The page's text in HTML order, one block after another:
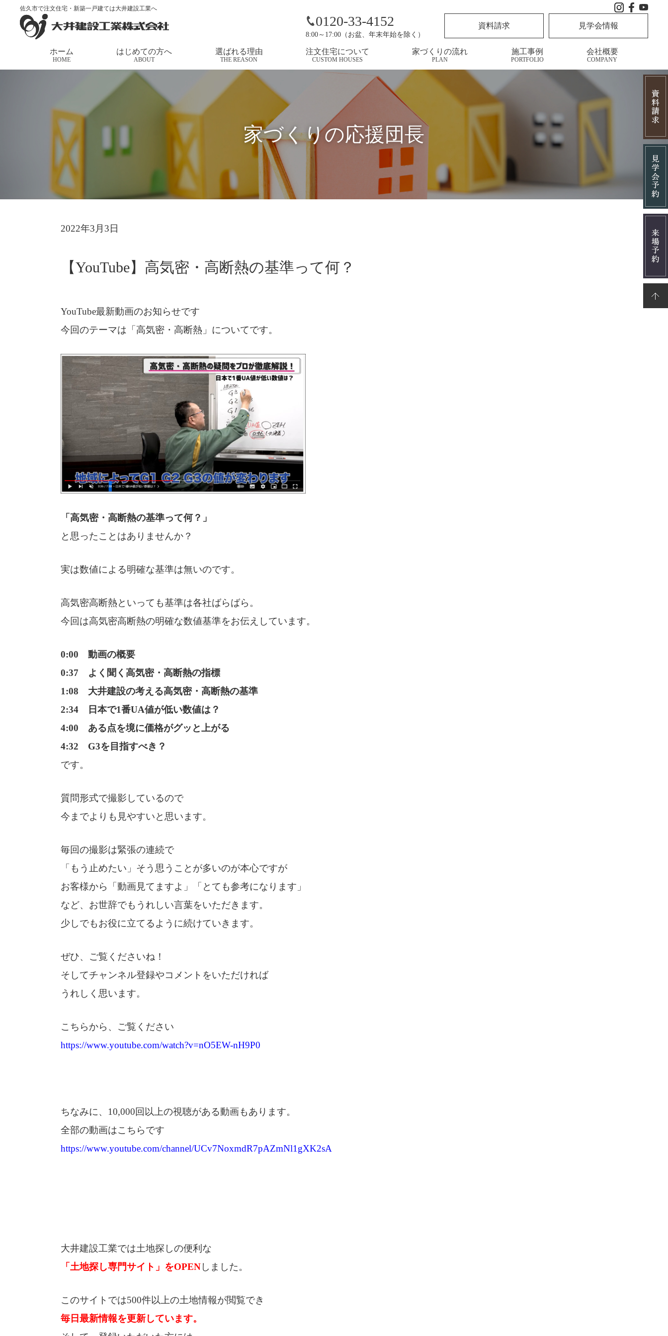
佐久市で注文住宅・新築一戸建ては大井建設工業へ
0120-33-4152
8:00～17:00（お盆、年末年始を除く）
資料請求 見学会情報
ホーム
HOME
はじめての方へ
ABOUT
選ばれる理由
THE REASON
注文住宅について
CUSTOM HOUSES
家づくりの流れ
PLAN
施工事例
PORTFOLIO
会社概要
COMPANY
家づくりの応援団長
トップページ > 家づくりの応援団長
2022年3月3日
【YouTube】高気密・高断熱の基準って何？
YouTube最新動画のお知らせです
今回のテーマは「高気密・高断熱」についてです。
「高気密・高断熱の基準って何？」
と思ったことはありませんか？
実は数値による明確な基準は無いのです。
高気密高断熱といっても基準は各社ばらばら。
今回は高気密高断熱の明確な数値基準をお伝えしています。
0:00 動画の概要
0:37 よく聞く高気密・高断熱の指標
1:08 大井建設の考える高気密・高断熱の基準
2:34 日本で1番UA値が低い数値は？
4:00 ある点を境に価格がグッと上がる
4:32 G3を目指すべき？
です。
質問形式で撮影しているので
今までよりも見やすいと思います。
毎回の撮影は緊張の連続で
「もう止めたい」そう思うことが多いのが本心ですが
お客様から「動画見てますよ」「とても参考になります」
など、お世辞でもうれしい言葉をいただきます。
少しでもお役に立てるように続けていきます。
ぜひ、ご覧くださいね！
そしてチャンネル登録やコメントをいただければ
うれしく思います。
こちらから、ご覧ください
https://www.youtube.com/watch?v=nO5EW-nH9P0
ちなみに、10,000回以上の視聴がある動画もあります。
全部の動画はこちらです
https://www.youtube.com/channel/UCv7NoxmdR7pAZmNl1gXK2sA
大井建設工業では土地探しの便利な
「土地探し専門サイト」をOPENしました。
このサイトでは500件以上の土地情報が閲覧でき
毎日最新情報を更新しています。